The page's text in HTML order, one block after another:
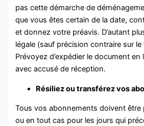
pas cette démarche de
que vous êtes certain de la date,
et donnez votre préavis. D’autant
légale (sauf précision contraire sur
Prévoyez d’expédier le document
avec accusé de réception.
Résiliez ou transférez vos
Tous vos abonnements doivent être
ou en tout cas pour les jours qui